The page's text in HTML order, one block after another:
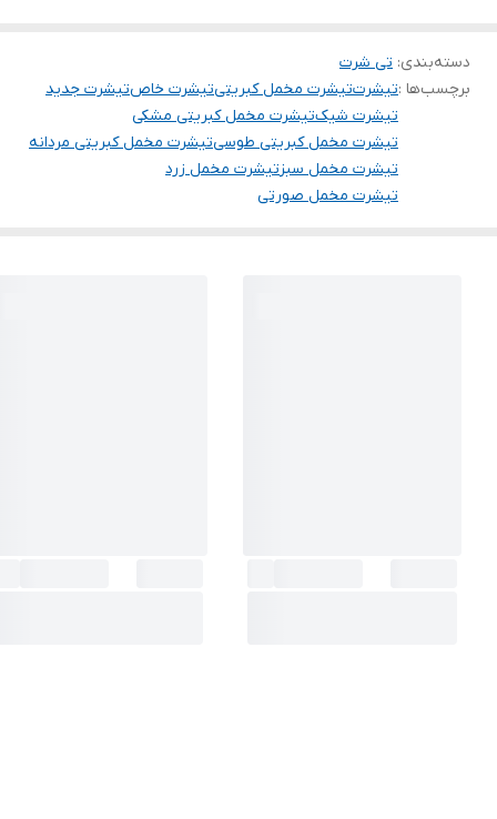
دسته‌بندی: تی شرت
برچسب‌ها :تیشرتتیشرت مخمل کبریتیتیشرت خاصتیشرت جدید
تیشرت شیکتیشرت مخمل کبریتی مشکی
تیشرت مخمل کبریتی طوسیتیشرت مخمل کبریتی مردانه
تیشرت مخمل سبزتیشرت مخمل زرد
تیشرت مخمل صورتی